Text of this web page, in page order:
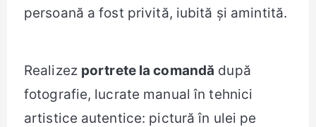
persoană a fost privită, iubită și amintită.
Realizez portrete la comandă după
fotografie, lucrate manual în tehnici
artistice autentice: pictură în ulei pe